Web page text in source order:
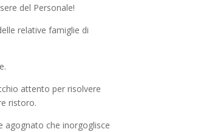
del Personale!
relative famiglie di
attento per risolvere
ristoro.
agognato che inorgoglisce